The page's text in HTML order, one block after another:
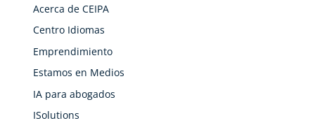
Acerca de CEIPA
Centro Idiomas
Emprendimiento
Estamos en Medios
IA para abogados
ISolutions